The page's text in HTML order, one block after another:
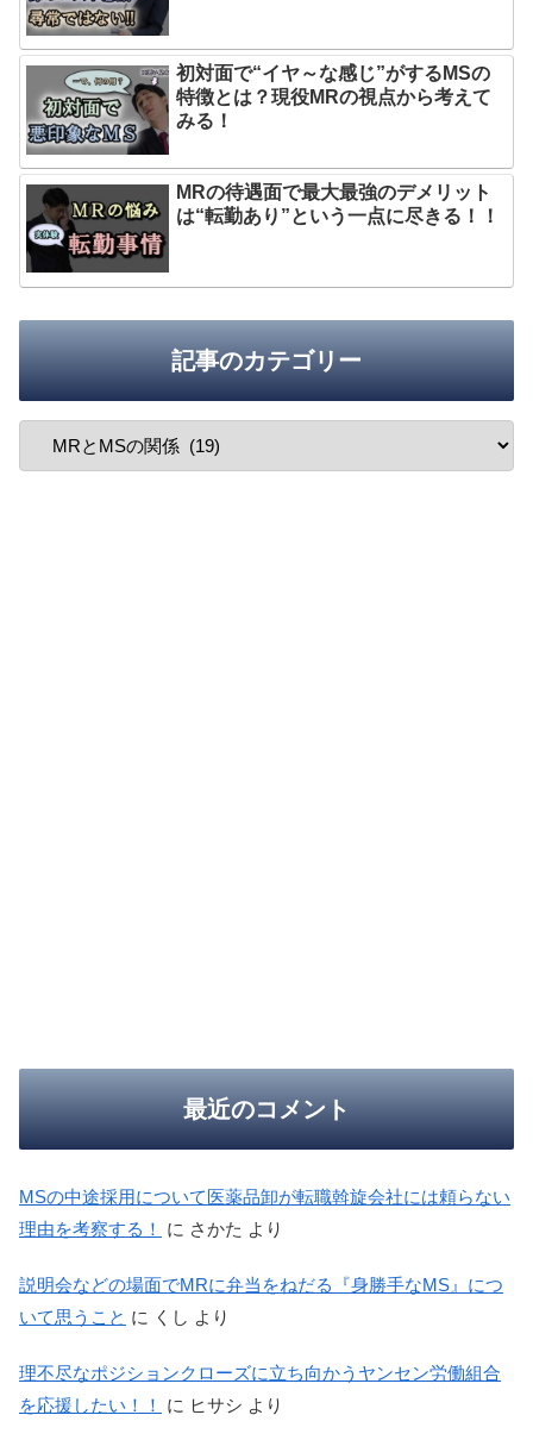
初対面で“イヤ～な感じ”がするMSの
特徴とは？現役MRの視点から考えて
みる！
MRの待遇面で最大最強のデメリット
は“転勤あり”という一点に尽きる！！
記事のカテゴリー
最近のコメント
MSの中途採用について医薬品卸が転職斡旋会社には頼らない
理由を考察する！
に さかた より
説明会などの場面でMRに弁当をねだる『身勝手なMS』につ
いて思うこと に くし より
理不尽なポジションクローズに立ち向かうヤンセン労働組合
を応援したい！！
に ヒサシ より